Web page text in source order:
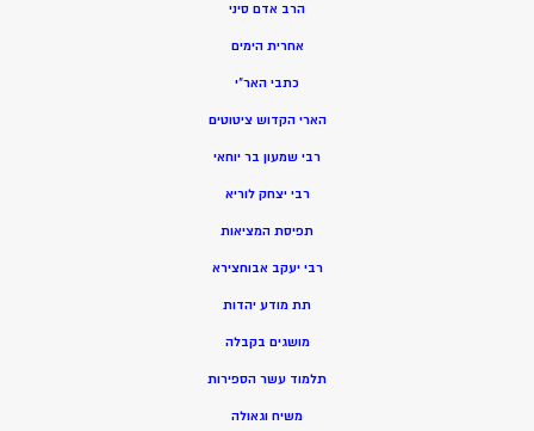
הרב אדם סיני
אחרית הימים
כתבי האר”י
הארי הקדוש ציטוטים
רבי שמעון בר יוחאי
רבי יצחק לוריא
תפיסת המציאות
רבי יעקב אבוחצירא
תת מודע יהדות
מושגים בקבלה
תלמוד עשר הספירות
משיח וגאולה